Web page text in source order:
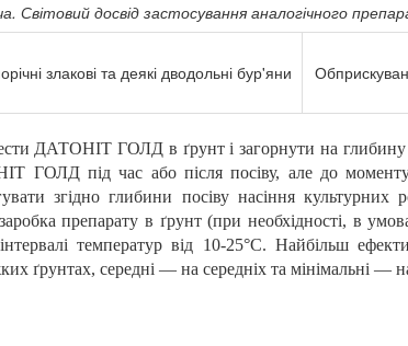
Світовий досвід застосування аналогічного
злакові та деякі дводольні бур'яни
ДАТОНІТ ГОЛД в ґрунт і загорнути на
під час або після посіву, але до моменту
згідно глибини посіву насіння культурних
препарату в ґрунт (при необхідності, в
температур від 10-25°С. Найбільш
ґрунтах, середні — на середніх та мінімальні —